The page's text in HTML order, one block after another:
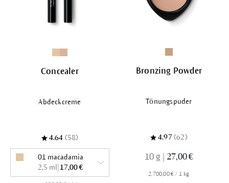
Concealer
Abdeckcreme
4.64 (58)
01 macadamia
2,5 ml
17,00 €
Bronzing Powder
Tönungspuder
4.97 (62)
10 g 27,00 €
2.700,00 € / 1 kg